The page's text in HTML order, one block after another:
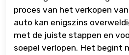
proces van het verkopen
auto kan enigszins
met de juiste stappen en
soepel verlopen. Het begint